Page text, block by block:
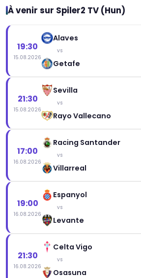
À venir sur Spiler2 TV (Hun)
19:30
15.08.2026
Alaves
vs
Getafe
21:30
15.08.2026
Sevilla
vs
Rayo Vallecano
17:00
16.08.2026
Racing Santander
vs
Villarreal
19:00
16.08.2026
Espanyol
vs
Levante
21:30
16.08.2026
Celta Vigo
vs
Osasuna